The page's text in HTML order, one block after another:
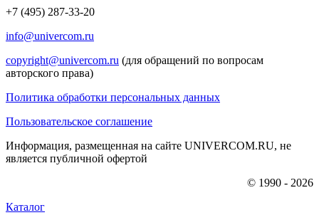
+7 (495) 287-33-20
info@univercom.ru
copyright@univercom.ru (для обращений по вопросам
авторского права)
Политика обработки персональных данных
Пользовательское соглашение
Информация, размещенная на сайте UNIVERCOM.RU, не
является публичной офертой
© 1990 - 2026
Каталог